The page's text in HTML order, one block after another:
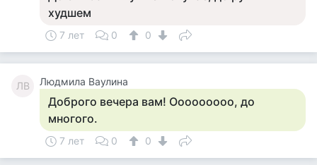
худшем
7 лет 0 0
ЛВ Людмила Ваулина
Доброго вечера вам! Ооооооооо, до
многого.
7 лет 0 0